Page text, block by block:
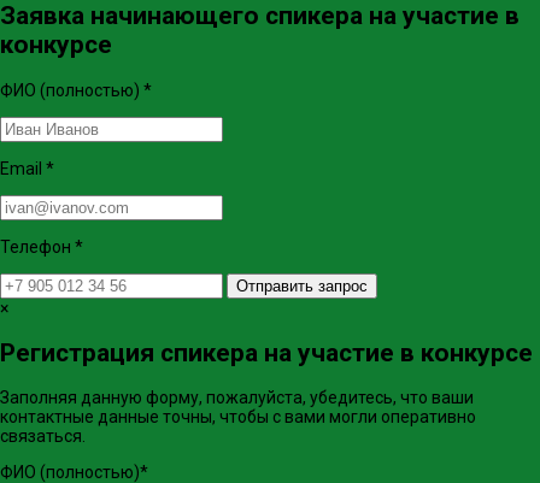
Заявка начинающего спикера на участие в
конкурсе
ФИО (полностью) *
Email *
Телефон *
Отправить запрос
×
Регистрация спикера на участие в конкурсе
Заполняя данную форму, пожалуйста, убедитесь, что ваши
контактные данные точны, чтобы с вами могли оперативно
связаться.
ФИО (полностью)*